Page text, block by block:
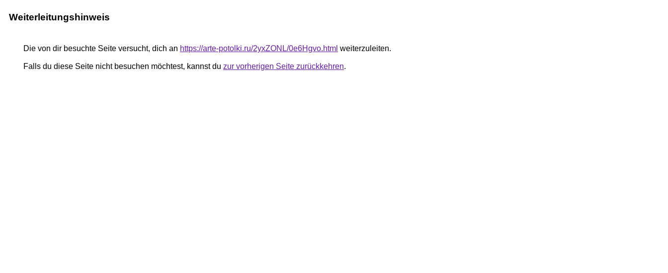
Weiterleitungshinweis
Die von dir besuchte Seite versucht, dich an https://arte-potolki.ru/2yxZONL/0e6Hgvo.html weiterzuleiten.
Falls du diese Seite nicht besuchen möchtest, kannst du zur vorherigen Seite zurückkehren.